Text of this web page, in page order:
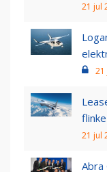
21 jul
21
21 jul
Abra